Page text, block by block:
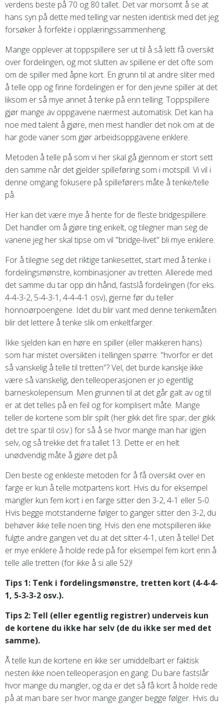
verdens beste på 70 og 80 tallet. Det var morsomt å se at
hans syn på dette med telling var nesten identisk med det jeg
forsøker å forfekte i opplæringssammenheng.
Mange opplever at toppspillere ser ut til å så lett få oversikt
over fordelingen, og mot slutten av spillene er det ofte som
om de spiller med åpne kort. En grunn til at andre sliter med
å telle opp og finne fordelingen er for den jevne spiller at det
liksom er så mye annet å tenke på enn telling. Toppspillere
gjør mange av oppgavene nærmest automatisk. Det kan ha
noe med talent å gjøre, men mest handler det nok om at de
har gode vaner som gjør arbeidsoppgavene enklere.
Metoden å telle på som vi her skal gå gjennom er stort sett
den samme når det gjelder spilleføring som i motspill. Vi vil i
denne omgang fokusere på spilleførers måte å tenke/telle
på.
Her kan det være mye å hente for de fleste bridgespillere.
Det handler om å gjøre ting enkelt, og tilegner man seg de
vanene jeg her skal tipse om vil "bridge-livet" bli mye enklere.
For å tilegne seg det riktige tankesettet, start med å tenke i
fordelingsmønstre, kombinasjoner av tretten. Allerede med
det samme du tar opp din hånd, fastslå fordelingen (for eks.
4-4-3-2, 5-4-3-1, 4-4-4-1 osv), gjerne før du teller
honnoørpoengene. Idet du blir vant med denne tenkemåten
blir det lettere å tenke slik om enkeltfarger.
Ikke sjelden kan en høre en spiller (eller makkeren hans)
som har mistet oversikten i tellingen spørre: "hvorfor er det
så vanskelig å telle til tretten"? Vel, det burde kanskje ikke
være så vanskelig, den telleoperasjonen er jo egentlig
barneskolepensum. Men grunnen til at det går galt av og til
er at det telles på en feil og for komplisert måte. Mange
teller de kortene som blir spilt (her gikk det fire spar, der gikk
det tre spar til osv.) for så å se hvor mange man har igjen
selv, og så trekke det fra tallet 13. Dette er en helt
unødvendig måte å gjøre det på.
Den beste og enkleste metoden for å få oversikt over en
farge er kun å telle motpartens kort. Hvis du for eksempel
mangler kun fem kort i en farge sitter den 3-2, 4-1 eller 5-0.
Hvis begge motstanderne følger to ganger sitter den 3-2, du
behøver ikke telle noen ting. Hvis den ene motspilleren ikke
fulgte andre gangen vet du at det sitter 4-1, uten å telle! Det
er mye enklere å holde rede på for eksempel fem kort enn å
telle alle tretten (for ikke å si alle 52)!
Tips 1: Tenk i fordelingsmønstre, tretten kort (4-4-4-
1, 5-3-3-2 osv.).
Tips 2: Tell (eller egentlig registrer) underveis kun
de kortene du ikke har selv (de du ikke ser med det
samme).
Å telle kun de kortene en ikke ser umiddelbart er faktisk
nesten ikke noen telleoperasjon en gang. Du bare fastslår
hvor mange du mangler, og da er det så få kort å holde rede
på at man bare ser hvor mange ganger begge følger. Hvis du